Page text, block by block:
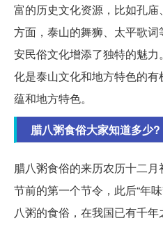
富的历史文化资源，比如孔
方面，泰山的舞狮、太平歌
安民俗文化增添了独特的魅
化是泰山文化和地方特色的
蕴和地方特色。
腊八粥食俗大家知道多少?
腊八粥食俗的来历农历十二
节前的第一个节令，此后“年
八粥的食俗，在我国已有千